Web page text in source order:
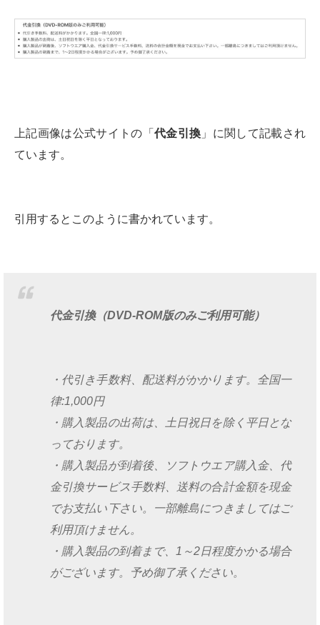
上記画像は公式サイトの「 代金引換 」に関して記載され
ています。
引用するとこのように書かれています。
代金引換（DVD-ROM版のみご利用可能）
・代引き手数料、配送料がかかります。全国一
律:1,000円
・購入製品の出荷は、土日祝日を除く平日とな
っております。
・購入製品が到着後、ソフトウエア購入金、代
金引換サービス手数料、送料の合計金額を現金
でお支払い下さい。一部離島につきましてはご
利用頂けません。
・購入製品の到着まで、1～2日程度かかる場合
がございます。予め御了承ください。